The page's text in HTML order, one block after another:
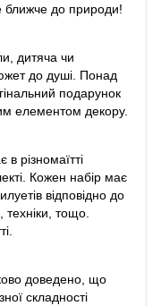
до природи!
дитяча чи
до душі. Понад
подарунок
елементом декору.
в різномаїтті
Кожен набір має
відповідно до
тощо.
доведено, що
складності